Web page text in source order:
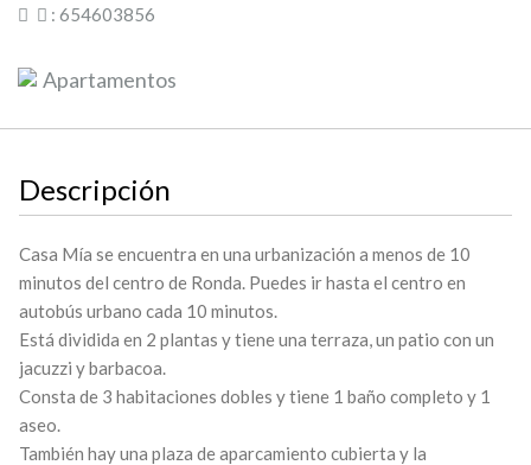
: 654603856
Apartamentos
Descripción
Casa Mía se encuentra en una urbanización a menos de 10
minutos del centro de Ronda. Puedes ir hasta el centro en
autobús urbano cada 10 minutos.
Está dividida en 2 plantas y tiene una terraza, un patio con un
jacuzzi y barbacoa.
Consta de 3 habitaciones dobles y tiene 1 baño completo y 1
aseo.
También hay una plaza de aparcamiento cubierta y la